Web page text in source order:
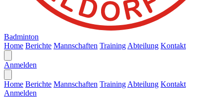
Badminton
Home Berichte Mannschaften Training Abteilung Kontakt
Anmelden
Home Berichte Mannschaften Training Abteilung Kontakt
Anmelden